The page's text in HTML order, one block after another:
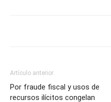
Artículo anterior
Por fraude fiscal y usos de
recursos ilícitos congelan